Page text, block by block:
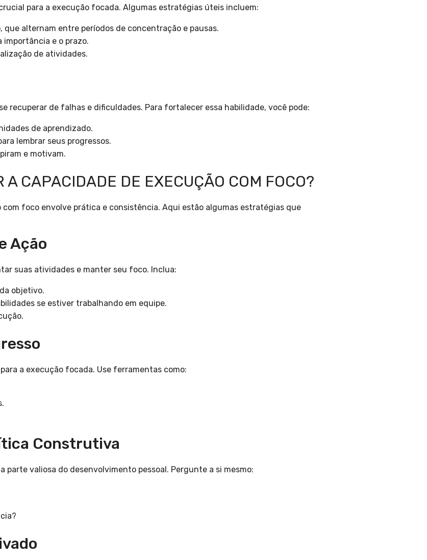
para a execução focada. Algumas estratégias úteis incluem:
que alternam entre períodos de concentração e pausas.
e o prazo.
de atividades.
recuperar de falhas e dificuldades. Para fortalecer essa habilidade, você pode:
de aprendizado.
lembrar seus progressos.
e motivam.
A CAPACIDADE DE EXECUÇÃO COM FOCO?
com foco envolve prática e consistência. Aqui estão algumas estratégias que
Ação
suas atividades e manter seu foco. Inclua:
objetivo.
se estiver trabalhando em equipe.
a execução focada. Use ferramentas como:
Construtiva
parte valiosa do desenvolvimento pessoal. Pergunte a si mesmo: